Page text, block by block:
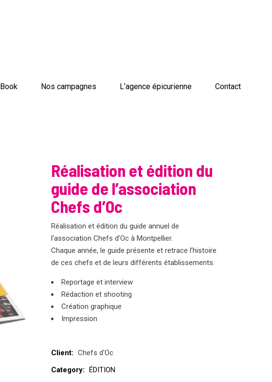
Book Nos campagnes L’agence épicurienne Contact
Réalisation et édition du
guide de l’association
Chefs d’Oc
Réalisation et édition du guide annuel de
l’association Chefs d’Oc à Montpellier.
Chaque année, le guide présente et retrace l’histoire
de ces chefs et de leurs différents établissements.
Reportage et interview
Rédaction et shooting
Création graphique
Impression
Client: Chefs d'Oc
Category: ÉDITION